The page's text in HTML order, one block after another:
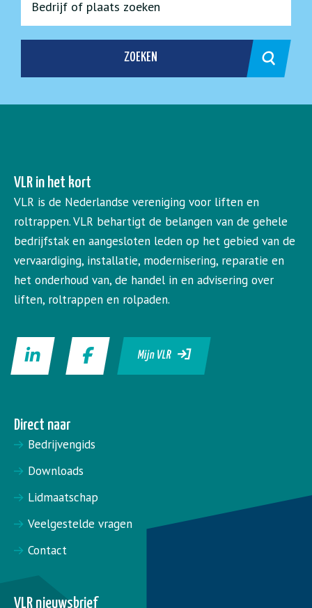
ZOEKEN
VLR in het kort
VLR is de Nederlandse vereniging voor liften en
roltrappen. VLR behartigt de belangen van de gehele
bedrijfstak en aangesloten leden op het gebied van de
vervaardiging, installatie, modernisering, reparatie en
het onderhoud van, de handel in en advisering over
liften, roltrappen en rolpaden.
Mijn VLR
Direct naar
Bedrijvengids
Downloads
Lidmaatschap
Veelgestelde vragen
Contact
VLR nieuwsbrief